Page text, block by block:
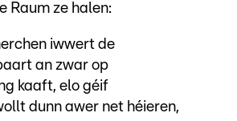
Raum ze halen:
iwwert de
an zwar op
kaaft, elo géif
dunn awer net héieren,